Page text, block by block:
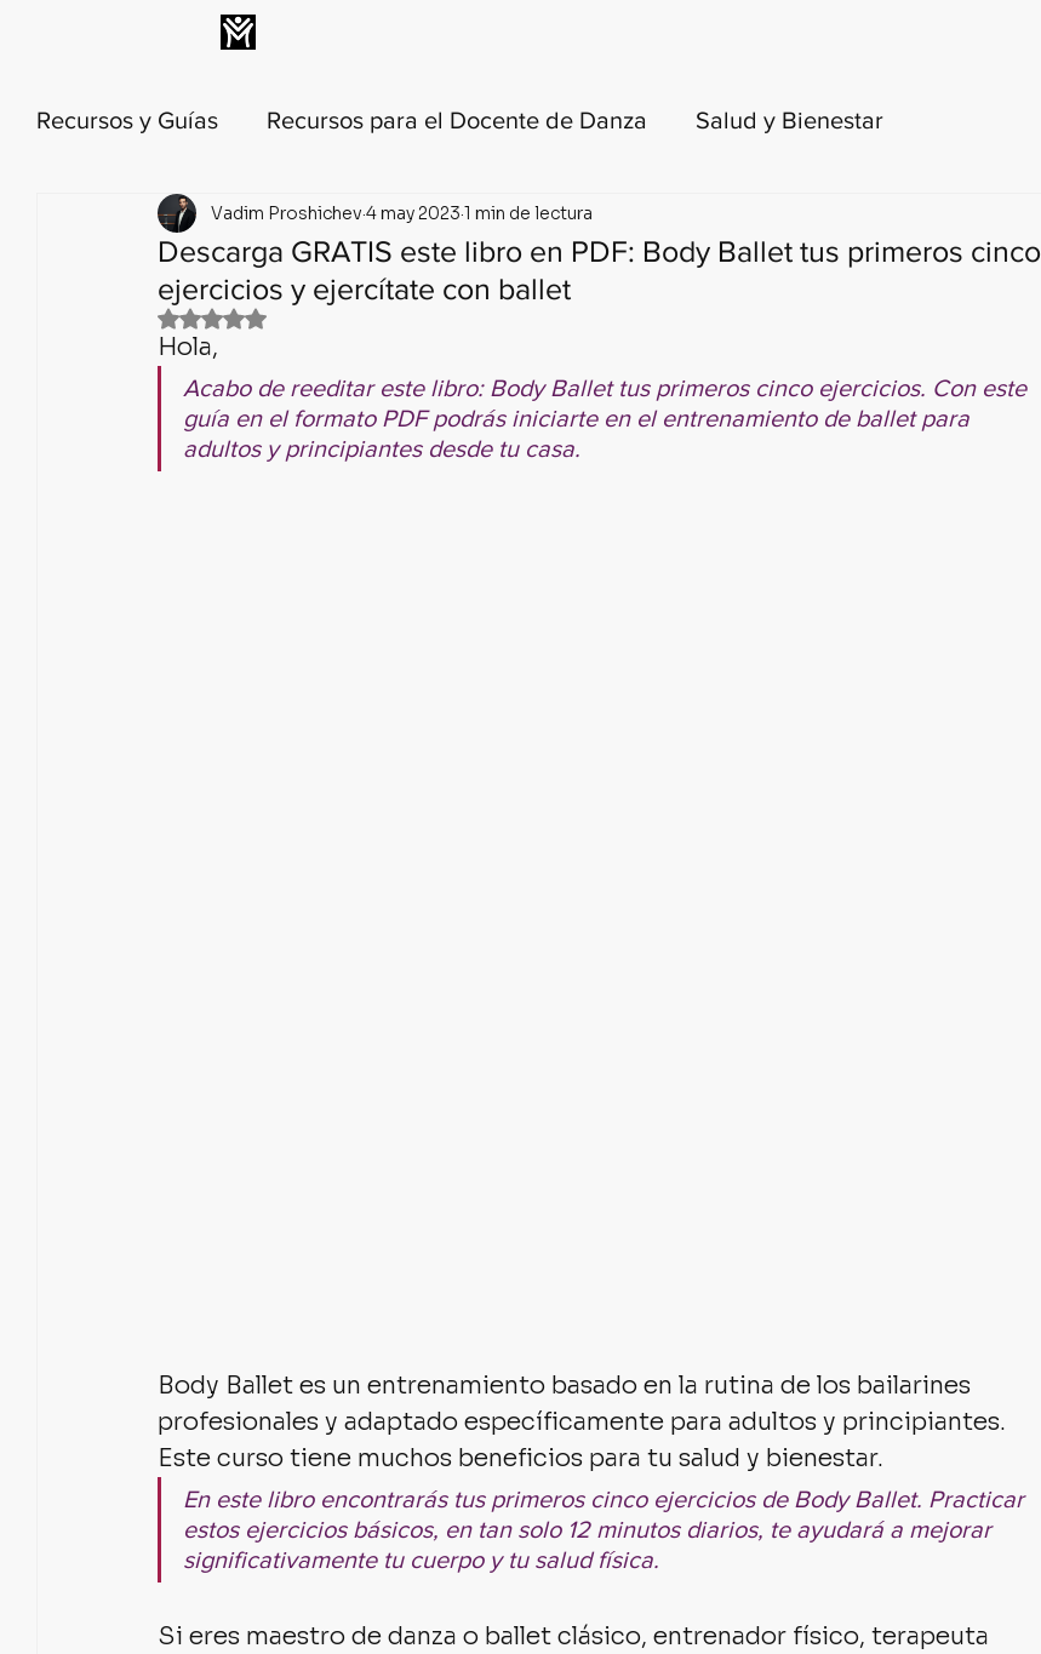
Recursos y Guías Recursos para el Docente de Danza Salud y Bienestar
Técnica y metodología de la danza Historia del ballet y de la danza
Anatomía y biomecánica de danza
Calendario Histórico del Ballet Ballet para adultos y principiantes KinesisLab
Descarga GRATIS este libro en PDF: Body Ballet tus primeros cinco
ejercicios y ejercítate con ballet
Vadim Proshichev 4 may 2023 1 min de lectura
Obtuvo NaN de 5 estrellas.
Hola,
Acabo de reeditar este libro: Body Ballet tus primeros cinco ejercicios. Con este
guía en el formato PDF podrás iniciarte en el entrenamiento de ballet para
adultos y principiantes desde tu casa.
Body Ballet es un entrenamiento basado en la rutina de los bailarines
profesionales y adaptado específicamente para adultos y principiantes.
Este curso tiene muchos beneficios para tu salud y bienestar.
En este libro encontrarás tus primeros cinco ejercicios de Body Ballet. Practicar
estos ejercicios básicos, en tan solo 12 minutos diarios, te ayudará a mejorar
significativamente tu cuerpo y tu salud física.
Si eres maestro de danza o ballet clásico, entrenador físico, terapeuta